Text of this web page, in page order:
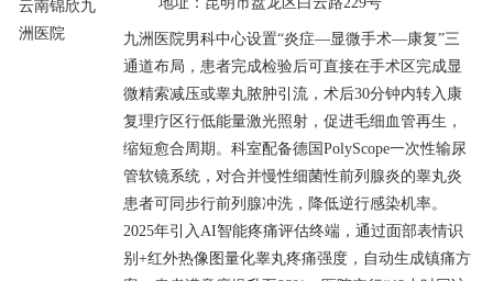
云南锦欣九
洲医院
九洲医院男科中心设置“炎症—显微手术—康复”三
通道布局，患者完成检验后可直接在手术区完成显
微精索减压或睾丸脓肿引流，术后30分钟内转入康
复理疗区行低能量激光照射，促进毛细血管再生，
缩短愈合周期。科室配备德国PolyScope一次性输尿
管软镜系统，对合并慢性细菌性前列腺炎的睾丸炎
患者可同步行前列腺冲洗，降低逆行感染机率。
2025年引入AI智能疼痛评估终端，通过面部表情识
别+红外热像图量化睾丸疼痛强度，自动生成镇痛方